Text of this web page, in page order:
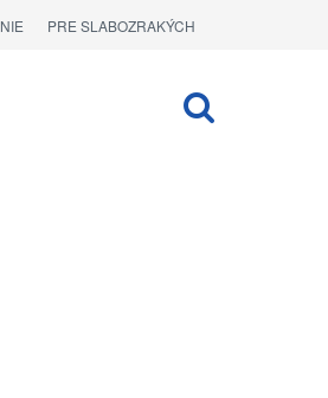
PRE SLABOZRAKÝCH